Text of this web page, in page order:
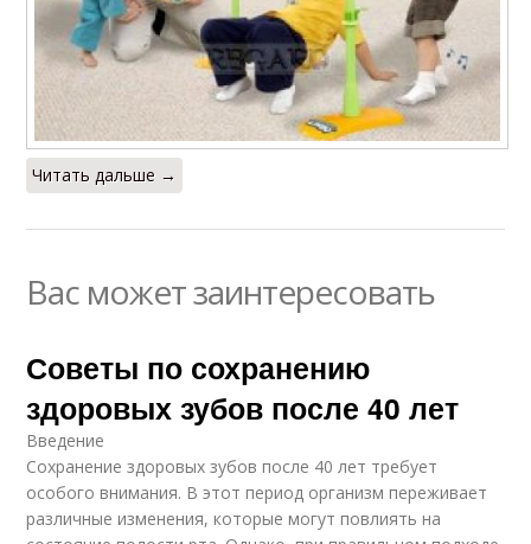
Читать дальше →
Вас может заинтересовать
Советы по сохранению
здоровых зубов после 40 лет
Введение
Сохранение здоровых зубов после 40 лет требует
особого внимания. В этот период организм переживает
различные изменения, которые могут повлиять на